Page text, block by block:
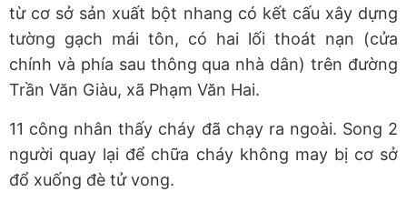
từ cơ sở sản xuất bột nhang có kết cấu xây dựng
tường gạch mái tôn, có hai lối thoát nạn (cửa
chính và phía sau thông qua nhà dân) trên đường
Trần Văn Giàu, xã Phạm Văn Hai.
11 công nhân thấy cháy đã chạy ra ngoài. Song 2
người quay lại để chữa cháy không may bị cơ sở
đổ xuống đè tử vong.